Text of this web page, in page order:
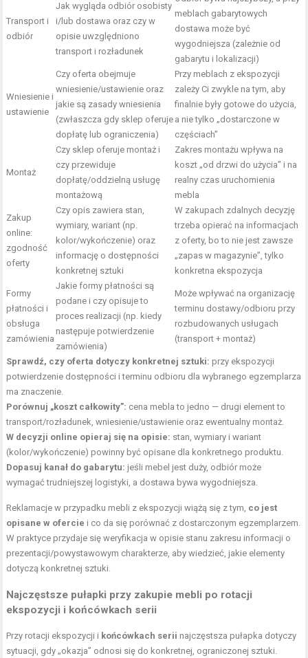
Transport i
odbiór
Jak wygląda odbiór osobisty
i/lub dostawa oraz czy w
opisie uwzględniono
transport i rozładunek
meblach gabarytowych
dostawa może być
wygodniejsza (zależnie od
gabarytu i lokalizacji)
Wniesienie i
ustawienie
Czy oferta obejmuje
wniesienie/ustawienie oraz
jakie są zasady wniesienia
(zwłaszcza gdy sklep oferuje
dopłatę lub ograniczenia)
Przy meblach z ekspozycji
zależy Ci zwykle na tym, aby
finalnie były gotowe do użycia,
a nie tylko „dostarczone w
częściach”
Montaż
Czy sklep oferuje montaż i
czy przewiduje
dopłatę/oddzielną usługę
montażową
Zakres montażu wpływa na
koszt „od drzwi do użycia” i na
realny czas uruchomienia
mebla
Zakup
online:
zgodność
oferty
Czy opis zawiera stan,
wymiary, wariant (np.
kolor/wykończenie) oraz
informację o dostępności
konkretnej sztuki
W zakupach zdalnych decyzję
trzeba opierać na informacjach
z oferty, bo to nie jest zawsze
„zapas w magazynie”, tylko
konkretna ekspozycja
Formy
płatności i
obsługa
zamówienia
Jakie formy płatności są
podane i czy opisuje to
proces realizacji (np. kiedy
następuje potwierdzenie
zamówienia)
Może wpływać na organizację
terminu dostawy/odbioru przy
rozbudowanych usługach
(transport + montaż)
Sprawdź, czy oferta dotyczy konkretnej sztuki: przy ekspozycji
potwierdzenie dostępności i terminu odbioru dla wybranego egzemplarza
ma znaczenie.
Porównuj „koszt całkowity”: cena mebla to jedno — drugi element to
transport/rozładunek, wniesienie/ustawienie oraz ewentualny montaż.
W decyzji online opieraj się na opisie: stan, wymiary i wariant
(kolor/wykończenie) powinny być opisane dla konkretnego produktu.
Dopasuj kanał do gabarytu: jeśli mebel jest duży, odbiór może
wymagać trudniejszej logistyki, a dostawa bywa wygodniejsza.
Reklamacje w przypadku mebli z ekspozycji wiążą się z tym, co jest
opisane w ofercie i co da się porównać z dostarczonym egzemplarzem.
W praktyce przydaje się weryfikacja w opisie stanu zakresu informacji o
prezentacji/powystawowym charakterze, aby wiedzieć, jakie elementy
dotyczą konkretnej sztuki.
Najczęstsze pułapki przy zakupie mebli po rotacji
ekspozycji i końcówkach serii
Przy rotacji ekspozycji i końcówkach serii najczęstsza pułapka dotyczy
sytuacji, gdy „okazja” odnosi się do konkretnej, ograniczonej sztuki.